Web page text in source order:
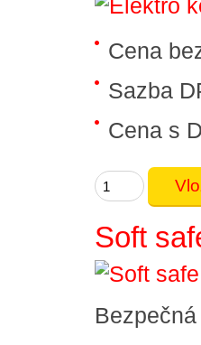
Cena
Sazba
Cena s
Soft